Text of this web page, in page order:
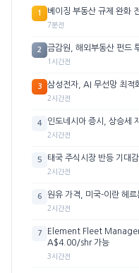
1 베이징 부동산 규제 완화
7분전
2 금감원, 해외부동산 펀드
1시간전
3 삼성전자, AI 무선망 최적
2시간전
4 인도네시아 증시, 상승세
2시간전
5 태국 주식시장 반등 기대
2시간전
6 원유 가격, 미국-이란 헤
2시간전
7
Element Fleet
A$4.00/shr 가능
3시간전